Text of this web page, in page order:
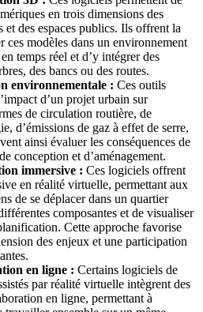
en trois dimensions des
et des espaces publics. Ils offrent la
ces modèles dans un environnement
temps réel et d’y intégrer des
des bancs ou des routes.
environnementale : Ces outils
d’un projet urbain sur
de circulation routière, de
d’émissions de gaz à effet de serre,
ainsi évaluer les conséquences de
conception et d’aménagement.
immersive : Ces logiciels offrent
en réalité virtuelle, permettant aux
de se déplacer dans un quartier
composantes et de visualiser
Cette approche favorise
des enjeux et une participation
en ligne : Certains logiciels de
par réalité virtuelle intègrent des
en ligne, permettant à